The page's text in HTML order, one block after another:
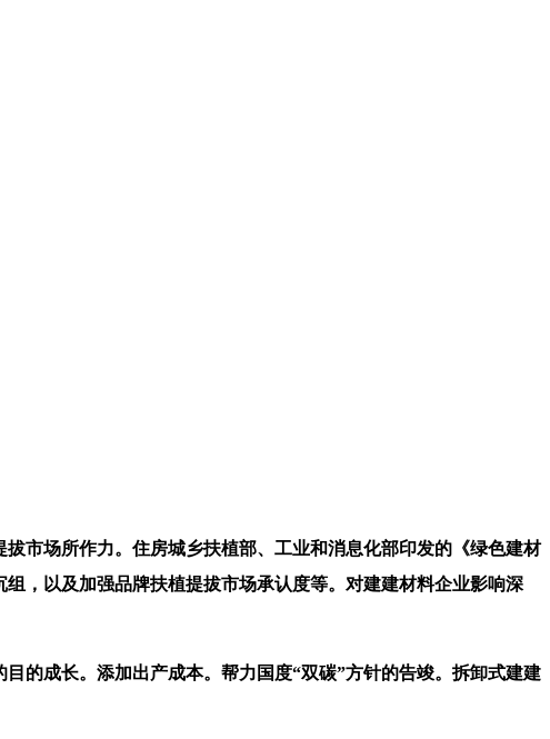
市场所作力。住房城乡扶植部、工业和消息化部印发的《绿色建材
，以及加强品牌扶植提拔市场承认度等。对建建材料企业影响深
成长。添加出产成本。帮力国度“双碳”方针的告竣。拆卸式建建